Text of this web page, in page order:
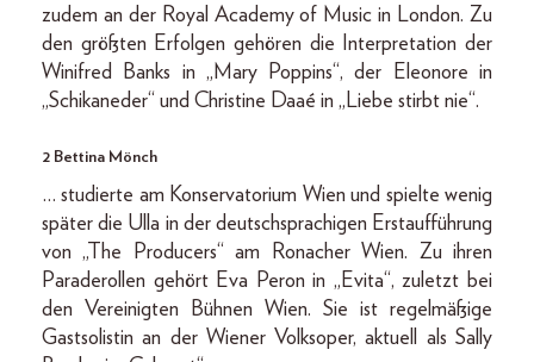
zudem an der Royal Academy of Music in London. Zu
den größten Erfolgen gehören die Interpretation der
Wini­fred Banks in „Mary Poppins“, der Eleonore in
„Schikaneder“ und Christine Daaé in „Liebe stirbt nie“.
2 Bettina Mönch
… studierte am Konservatorium Wien und spielte wenig
später die Ulla in der deutschsprachigen Erstaufführung
von „The Producers“ am Ronacher Wien. Zu ihren
Paraderollen gehört Eva Peron in „Evita“, zuletzt bei
den Vereinigten Bühnen Wien. Sie ist regelmäßige
Gastsolistin an der Wiener Volksoper, aktuell als Sally